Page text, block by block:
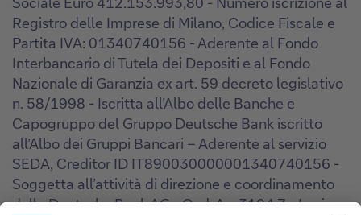
Registro delle Imprese di Milano, Codice Fiscale e
Partita IVA: 01340740156 - Aderente al Fondo
Interbancario di Tutela dei Depositi e al Fondo
Nazionale di Garanzia ex art. 59 decreto legislativo
n. 58/1998 - Iscritta all’Albo delle Banche e
Capogruppo del Gruppo Deutsche Bank iscritto
all’Albo dei Gruppi Bancari – Aderente al servizio
SEDA, Creditor ID IT890030000001340740156 -
Soggetta all’attività di direzione e coordinamento
della Deutsche Bank AG - Cod. Az. 3104.7 - Iscriz.